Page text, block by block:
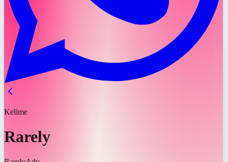
Kelime
Rarely